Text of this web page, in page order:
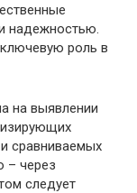
надежностью.
роль в
на выявлении
сравниваемых
– через
следует